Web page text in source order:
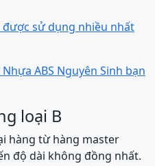
sử dụng nhiều nhất
ABS Nguyên Sinh bạn
loại B
hàng từ hàng master
độ dài không đồng nhất.